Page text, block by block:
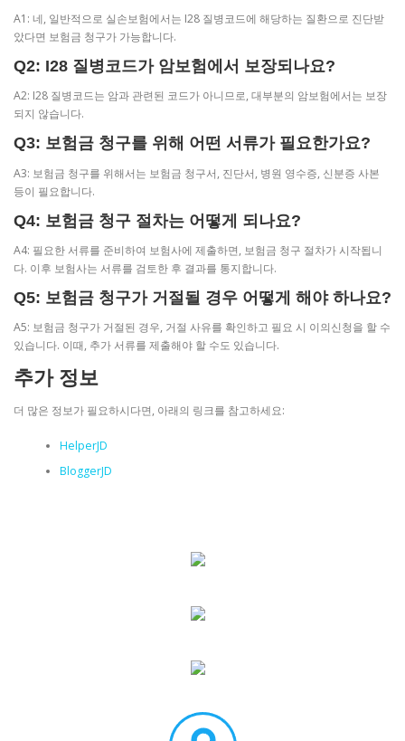
A1: 네, 일반적으로 실손보험에서는 I28 질병코드에 해당하는 질환으로 진단받
았다면 보험금 청구가 가능합니다.
Q2: I28 질병코드가 암보험에서 보장되나요?
A2: I28 질병코드는 암과 관련된 코드가 아니므로, 대부분의 암보험에서는 보장
되지 않습니다.
Q3: 보험금 청구를 위해 어떤 서류가 필요한가요?
A3: 보험금 청구를 위해서는 보험금 청구서, 진단서, 병원 영수증, 신분증 사본
등이 필요합니다.
Q4: 보험금 청구 절차는 어떻게 되나요?
A4: 필요한 서류를 준비하여 보험사에 제출하면, 보험금 청구 절차가 시작됩니
다. 이후 보험사는 서류를 검토한 후 결과를 통지합니다.
Q5: 보험금 청구가 거절될 경우 어떻게 해야 하나요?
A5: 보험금 청구가 거절된 경우, 거절 사유를 확인하고 필요 시 이의신청을 할 수
있습니다. 이때, 추가 서류를 제출해야 할 수도 있습니다.
추가 정보
더 많은 정보가 필요하시다면, 아래의 링크를 참고하세요:
HelperJD
BloggerJD